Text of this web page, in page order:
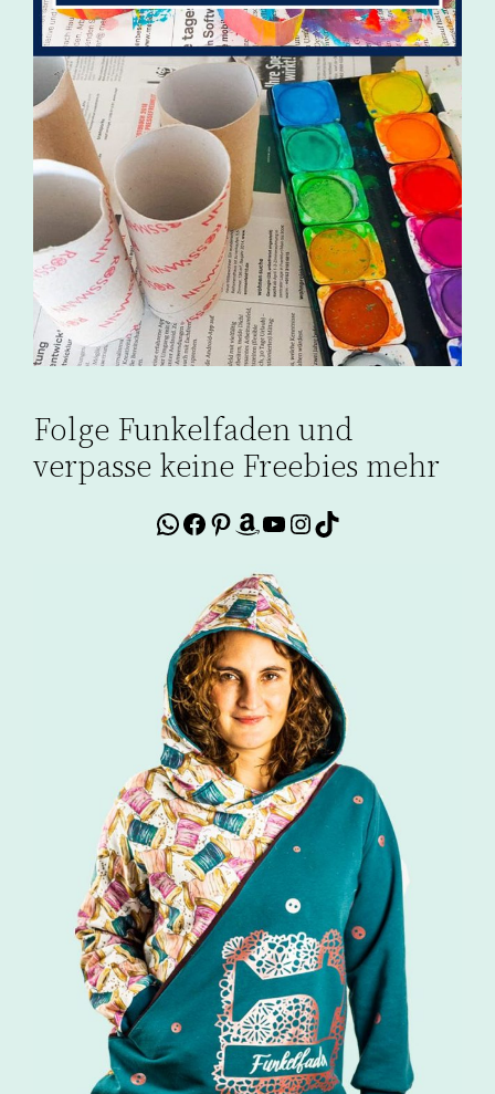
Folge Funkelfaden und
verpasse keine Freebies mehr
WhatsApp
Facebook
Pinterest
Amazon
YouTube
Instagram
TikTok